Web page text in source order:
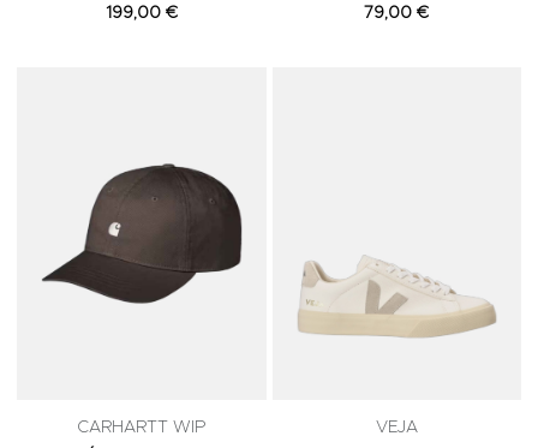
199,00 €
79,00 €
CARHARTT WIP
VEJA